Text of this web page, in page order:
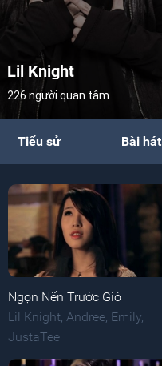
Lil Knight
226 người quan tâm
Tiểu sử Bài hát
Ngọn Nến Trước Gió
Lil Knight Andree Emily
JustaTee